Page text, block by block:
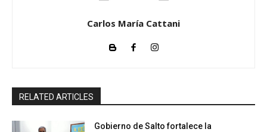
Carlos María Cattani
RELATED ARTICLES
Gobierno de Salto fortalece la